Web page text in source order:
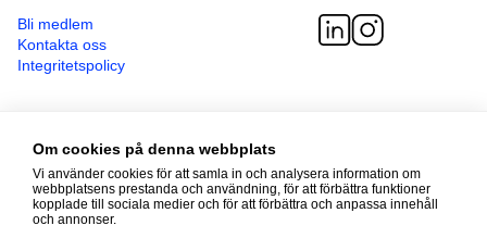
Bli medlem
Kontakta oss
Integritetspolicy
08 - 587 499 00
Besöksadress
Sveavägen 41
111 34 Stockholm
Om cookies på denna webbplats
Vi använder cookies för att samla in och analysera information om
webbplatsens prestanda och användning, för att förbättra funktioner
kopplade till sociala medier och för att förbättra och anpassa innehåll
och annonser.